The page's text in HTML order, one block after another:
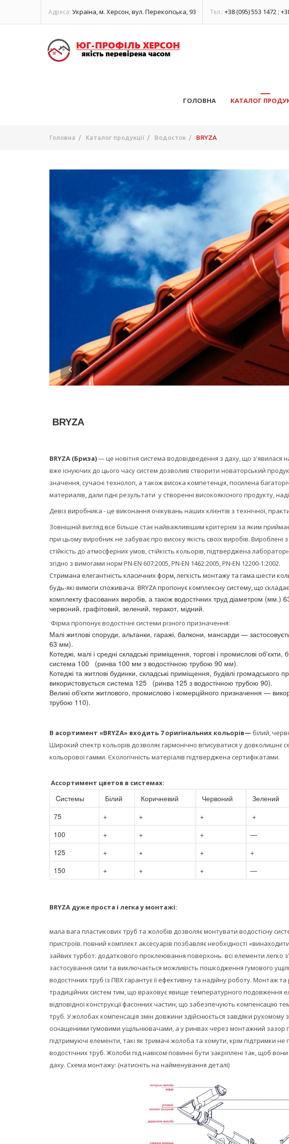
Адреса: Україна, м. Херсон, вул. Перекопська, 93 Тел.: +38 (095) 553 1472 ;
ГОЛОВНА КАТАЛОГ
Головна / Каталог продукції / Водосток / BRYZA
BRYZA
BRYZA (Бриза)— це новітня система водовідведення з даху, що з'явилася
вже існуючих до цього часу систем дозволив створити новаторський
значення, сучасні технологі, а також висока компетенція, посилена
материалів, дали гідні результати у створенні високоякісного продукту,
Девіз виробника - це виконання очікувань наших клієнтів з технічної,
Зовнішній вигляд все більше стає найважливішим критерієм за яким
при цьому виробник не забуває про високу якість своїх виробів. Вироблені
стійкість до атмосферних умов, стійкість кольорів, підтверджена
згідно з вимогами норм PN-EN 607:2005, PN-EN 1462:2005, PN-EN 12200-1:2002.
Стримана елегантність класичних форм, легкість монтажу та гама шести
будь-які вимоги споживача. BRYZA пропонує комплексну систему, що
комплекту фасованих виробів, а також водостічних труд діаметром (мм.)
червоний, графітовий, зелений, теракот, мідний.
Фірма пропонує водостічні системи різного призначення:
Малі житлові споруди, альтанки, гаражі, балкони, мансарди —
63 мм).
Котеджі, малі і средні складські приміщення, торгові і промислові
система 100 (ринва 100 мм з водостічною трубою 90 мм).
Котеджі та житлові будинки, складські приміщення, будівлі громадського
використовується система 125 (ринва 125 з водостічною трубою 90).
Великі об'єкти житлового, промислово і комерційного призначення —
трубою 110).
В асортимент «BRYZA» входить 7 оригінальних кольорів— білий,
Широкий спектр кольорів дозволяє гармонічно вписуватися у
кольорової гамми. Єкологічність матеріалів підтверджена сертифікатами.
Ассортимент цветов в системах:
Cистемы Білий Коричневий Червоний Зелений
75
+ + + +
100
+ + + —
125
+ + + +
150
+ + + —
BRYZA дуже проста і легка у монтажі:
мала вага пластикових труб та жолобів дозволяє монтувати водостісну
пристроїв. повний комплект аксесуарів позбавляє необхідності
зайвих турбот: додаткового проклеювання поверхонь. всі елементи легко
застосування сили та виключається можливість пошкодження гумового
водостічних труб із ПВХ гарантує її ефективну та надійну роботу. Монтаж та
традиційних систем тим, що враховує явище температурного подовження
відповідної конструкції фасонних частин, що забезпечують компенсацію
труб. У жолобах компенсація змін довжини здійснюється завдяки
оснащеними гумовими ущільнювачами, а у ринвах через монтажний зазор
підтримуючі елементи, такі як тримачі жолоба та хомути, крім підтримки
водостічних труб. Жолоби під навісом повинні бути закріплені так, щоб
даху. Схема монтажу: (натисніть на найменування деталі)